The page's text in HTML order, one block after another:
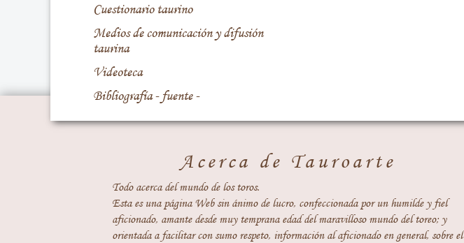
Cuestionario taurino
Medios de comunicación y difusión
taurina
Videoteca
Bibliografía - fuente -
Acerca de Tauroarte
Todo acerca del mundo de los toros.
Esta es una página Web sin ánimo de lucro, confeccionada por un humilde y fiel
aficionado, amante desde muy temprana edad del maravilloso mundo del toreo; y
orientada a facilitar con sumo respeto, información al aficionado en general, sobre el